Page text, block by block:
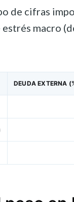
de cifras
estrés
DEUDA EXTERNA